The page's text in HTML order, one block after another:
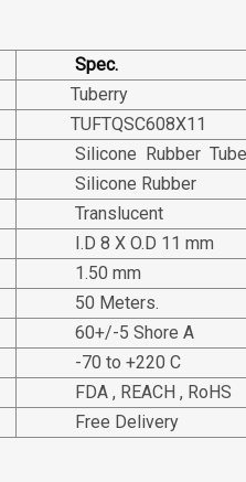
Spec.
Tuberry
TUFTQSC608X11
Silicone Rubber Tube
Silicone Rubber
Translucent
I.D 8 X O.D 11 mm
1.50 mm
50 Meters.
60+/-5 Shore A
-70 to +220 C
FDA , REACH , RoHS
Free Delivery